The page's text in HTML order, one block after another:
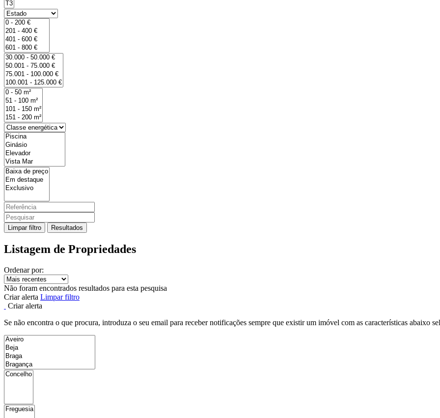
Limpar filtro Resultados
Listagem de Propriedades
Ordenar por:
Não foram encontrados resultados para esta pesquisa
Criar alerta Limpar filtro
Criar alerta
Se não encontra o que procura, introduza o seu email para receber notificações sempre que existir um imóvel com as características abaixo